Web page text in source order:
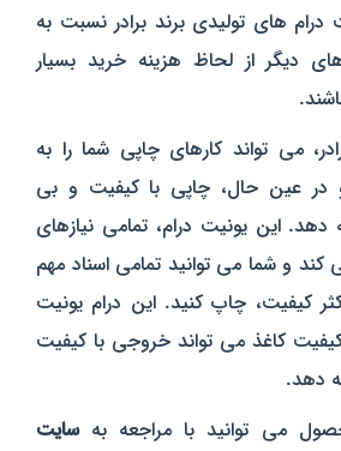
درام های تولیدی برند برادر نسبت به
دیگر از لحاظ هزینه خرید بسیار
می تواند کارهای چاپی شما را به
عین حال، چاپی با کیفیت و بی
دهد. این یونیت درام، تمامی نیازهای
کند و شما می توانید تمامی اسناد مهم
کیفیت، چاپ کنید. این درام یونیت
کاغذ می تواند خروجی با کیفیت
دهد.
می توانید با مراجعه بهسایت